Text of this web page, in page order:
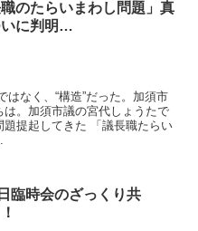
職のたらいまわし問題」真
に判明…
はなく、“構造”だった。加須市
。加須市議の宮代しょうたで
提起してきた 「議長職たらい
臨時会のざっくり共